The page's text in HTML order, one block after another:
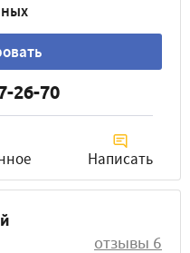
26-70
Написать
отзывы 6